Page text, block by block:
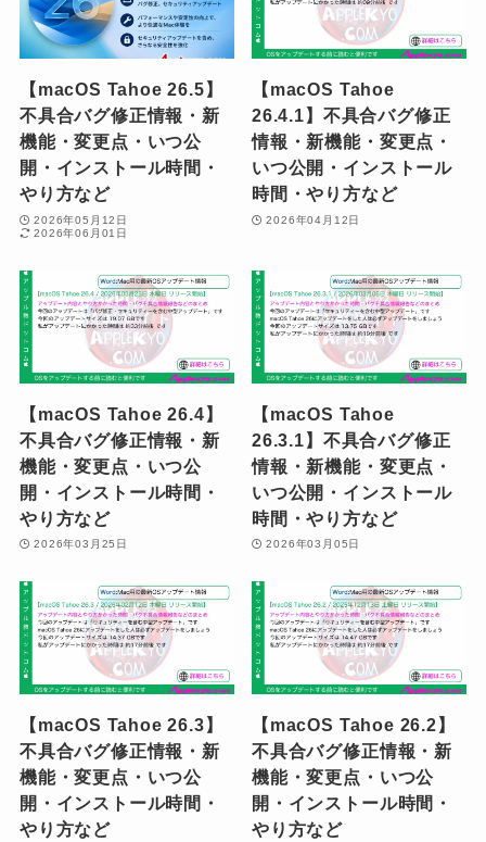
【macOS Tahoe 26.5】
不具合バグ修正情報・新
機能・変更点・いつ公
開・インストール時間・
やり方など
2026年05月12日
2026年06月01日
【macOS Tahoe
26.4.1】不具合バグ修正
情報・新機能・変更点・
いつ公開・インストール
時間・やり方など
2026年04月12日
【macOS Tahoe 26.4】
不具合バグ修正情報・新
機能・変更点・いつ公
開・インストール時間・
やり方など
2026年03月25日
【macOS Tahoe
26.3.1】不具合バグ修正
情報・新機能・変更点・
いつ公開・インストール
時間・やり方など
2026年03月05日
【macOS Tahoe 26.3】
不具合バグ修正情報・新
機能・変更点・いつ公
開・インストール時間・
やり方など
【macOS Tahoe 26.2】
不具合バグ修正情報・新
機能・変更点・いつ公
開・インストール時間・
やり方など